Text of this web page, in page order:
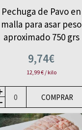
Pechuga de Pavo en
malla para asar peso
aproximado 750 grs
9,74€
12,99 € / kilo
COMPRAR